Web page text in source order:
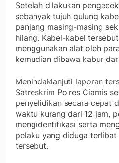
Setelah dilakukan
sebanyak tujuh gulung
panjang masing-masing
hilang. Kabel-kabel
menggunakan alat oleh
kemudian dibawa kabur
Menindaklanjuti laporan
Satreskrim Polres Ciamis
penyelidikan secara cepat
waktu kurang dari 12 jam,
mengidentifikasi serta
pelaku yang diduga
tersebut.